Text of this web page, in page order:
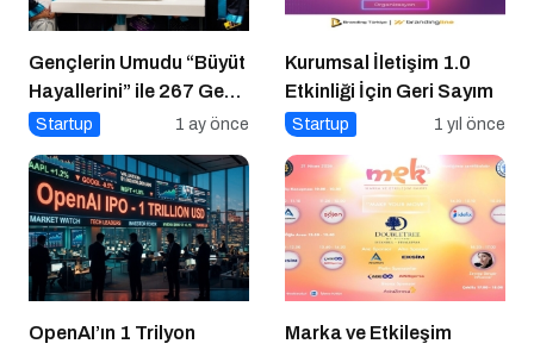
Gençlerin Umudu “Büyüt
Hayallerini” ile 267 Genç
Daha Kanatlandı
Startup 1 ay önce
Kurumsal İletişim 1.0
Etkinliği İçin Geri Sayım
Startup 1 yıl önce
OpenAI’ın 1 Trilyon
Marka ve Etkileşim